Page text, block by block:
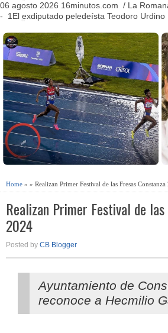
a
ti
o
n
06 agosto 2026 16minutos.com / La
- 1El exdiputado peledeísta Teodoro Urdino
Home » » Realizan Primer Festival de las Fresas Constanza
Realizan Primer Festival de las
2024
Posted by CB Blogger
Ayuntamiento de
reconoce a Hecmilio